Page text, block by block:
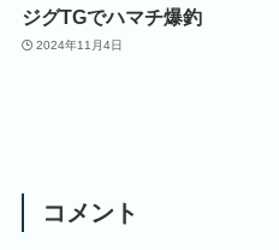
ジグTGでハマチ爆釣
2024年11月4日
コメント